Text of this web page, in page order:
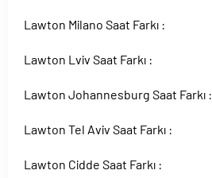
Lawton Milano Saat Farkı :
Lawton Lviv Saat Farkı :
Lawton Johannesburg Saat Farkı :
Lawton Tel Aviv Saat Farkı :
Lawton Cidde Saat Farkı :